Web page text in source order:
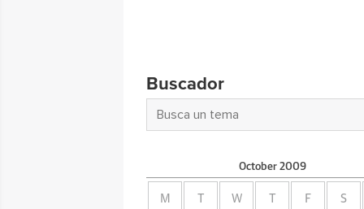
Buscador
October 2009
M W F S